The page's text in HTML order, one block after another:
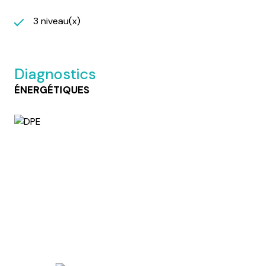
3 niveau(x)
Diagnostics
ÉNERGÉTIQUES